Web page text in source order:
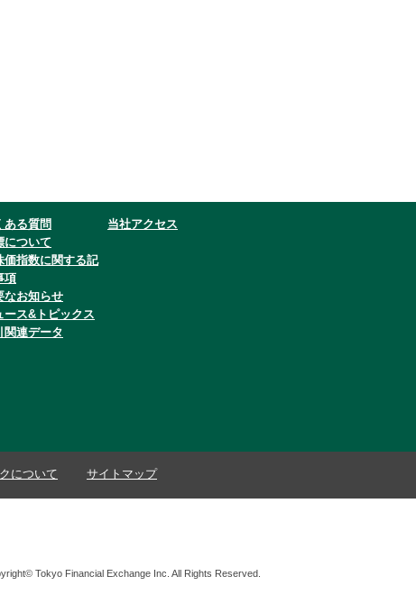
ある質問
について
価指数に関する記
項
なお知らせ
ース&トピックス
関連データ
当社アクセス
について サイトマップ
Tokyo Financial Exchange Inc. All Rights Reserved.